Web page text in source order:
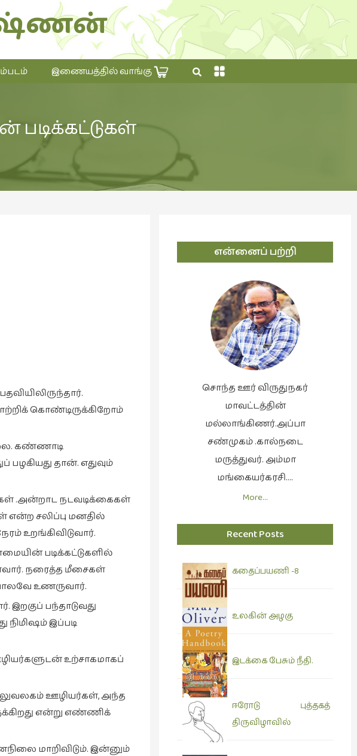
இணையத்தில் வாங்கு
படிக்கட்டுகள்
கொண்டிருக்கிறோம்
கண்ணாடி
பழகியது தான். எதுவும்
.அன்றாட நடவடிக்கைகள்
என்ற சலிப்பு மனதில்
உறங்கிவிடுவார்.
படிக்கட்டுகளில்
நரைத்த மீசைகள்
உணருவார்.
இறகுப் பந்தாடுவது
இப்படி
உற்சாகமாகப்
அலுவலகம் ஊழியர்கள், அந்த
என்று எண்ணிக்
மாறிவிடும். இன்னும்
என்னைப் பற்றி
சொந்த ஊர் விருதுநகர்
மாவட்டத்தின்
மல்லாங்கிணர்.அப்பா
சண்முகம் .கால்நடை
மருத்துவர். அம்மா
மங்கையர்கரசி….
More…
Recent Posts
கதைப்பயணி -8
உலகின் அழகு
இடக்கை பேசும் நீதி.
ஈரோடு புத்தகத்
திருவிழாவில்